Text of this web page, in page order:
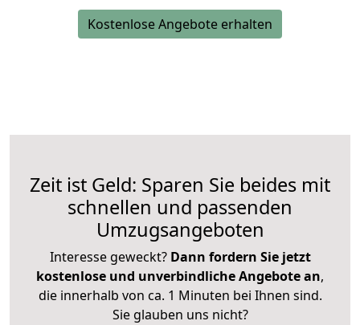
Kostenlose Angebote erhalten
Zeit ist Geld: Sparen Sie beides mit
schnellen und passenden
Umzugsangeboten
Interesse geweckt? Dann fordern Sie jetzt
kostenlose und unverbindliche Angebote an,
die innerhalb von ca. 1 Minuten bei Ihnen sind.
Sie glauben uns nicht?